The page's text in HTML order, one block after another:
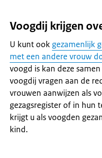
Voogdij krijgen
U kunt ook gezamenlijk
met een andere vrouw
voogd is kan deze
voogdij vragen aan de
vrouwen aanwijzen als
gezagsregister of in hun
krijgt u als voogden
kind.